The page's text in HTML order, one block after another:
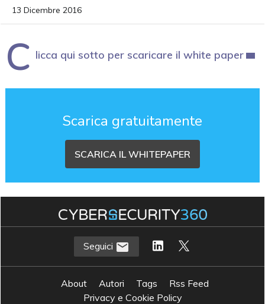
13 Dicembre 2016
C licca qui sotto per scaricare il white paper
Scarica gratuitamente
SCARICA IL WHITEPAPER
Seguici
About Autori Tags
Rss Feed
Privacy e Cookie Policy